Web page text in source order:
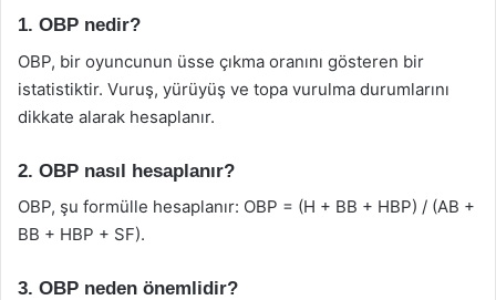
1. OBP nedir?
OBP, bir oyuncunun üsse çıkma oranını gösteren bir
istatistiktir. Vuruş, yürüyüş ve topa vurulma durumlarını
dikkate alarak hesaplanır.
2. OBP nasıl hesaplanır?
OBP, şu formülle hesaplanır: OBP = (H + BB + HBP) / (AB +
BB + HBP + SF).
3. OBP neden önemlidir?